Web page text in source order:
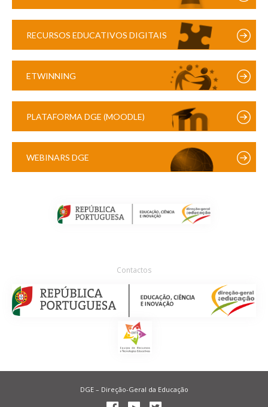
RECURSOS EDUCATIVOS DIGITAIS
ETWINNING
PLATAFORMA DGE (MOODLE)
WEBINARS DGE
Contactos
DGE – Direção-Geral da Educação